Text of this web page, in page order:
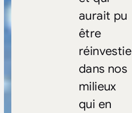
aurait pu
être
réinvestie
dans nos
milieux
qui en